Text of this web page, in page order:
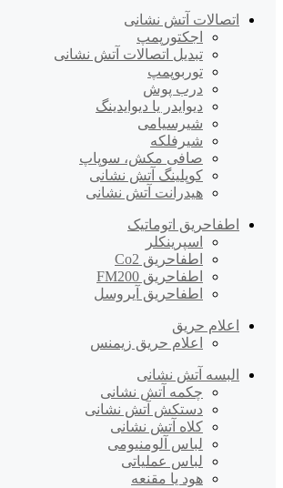
اتصالات آتش نشانی
اجکتورپمپ
تبدیل اتصالات آتش نشانی
توربوپمپ
درب پوش
دیوایدر یا دیوایدینگ
شیرسیامی
شیرفلکه
صافی مکش، سوپاپ
کوپلینگ آتش نشانی
هیدرانت آتش نشانی
اطفاحریق اتوماتیک
اسپرینکلر
اطفاحریق Co2
اطفاحریق FM200
اطفاحریق آیروسل
اعلام حریق
اعلام حریق زیمنس
البسه آتش نشانی
چکمه آتش نشانی
دستکش آتش نشانی
کلاه آتش نشانی
لباس آلومنیومی
لباس عملیاتی
هود یا مقنعه